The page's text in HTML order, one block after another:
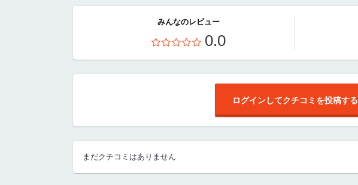
みんなのレビュー
0.0
ログインしてクチコミを投稿する
まだクチコミはありません